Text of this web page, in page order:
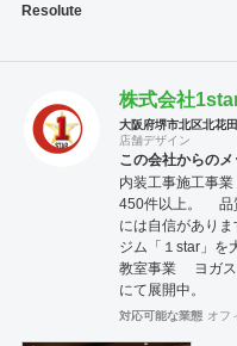
Resolute
株式会社
大阪府堺市北区北花
店舗デザイン
この会社からの
内装工事施工事
450件以上。 品
には自信があり
ジム「１star」
教室事業 ヨガス
にて展開中。
対応可能な業態 オフ